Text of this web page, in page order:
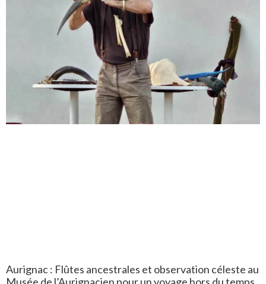
Aurignac : Flûtes ancestrales et observation céleste au